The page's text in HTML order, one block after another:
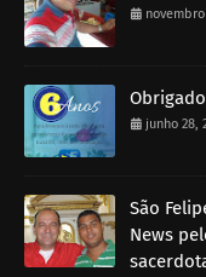
novembro
junho 28,
São
News